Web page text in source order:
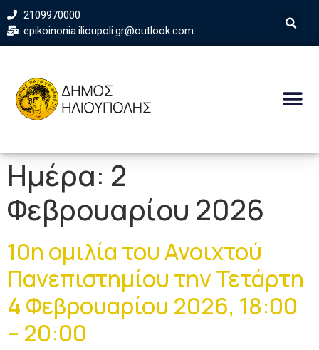
2109970000
epikoinonia.ilioupoli.gr@outlook.com
Ημέρα: 2
Φεβρουαρίου 2026
10η ομιλία του Ανοιχτού
Πανεπιστημίου την Τετάρτη
4 Φεβρουαρίου 2026, 18:00
– 20:00